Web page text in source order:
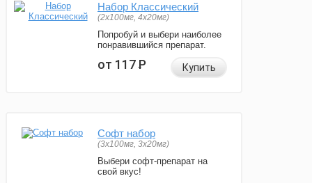
Набор Классический
(2x100мг, 4x20мг)
Попробуй и выбери наиболее
понравившийся препарат.
от 117Р Купить
Софт набор
(3x100мг, 3x20мг)
Выбери софт-препарат на
свой вкус!